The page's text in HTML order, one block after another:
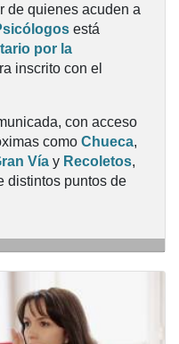
EN
de quienes acuden a
está
por la
inscrito con el
con acceso
como Chueca,
Vía y Recoletos,
distintos puntos de